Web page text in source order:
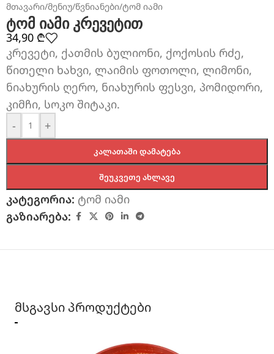
მთავარი/მენიუ/წვნიანები/ტომ იამი
ტომ იამი კრევეტით
34,90 ₾
კრევეტი, ქათმის ბულიონი, ქოქოსის რძე,
წითელი ხახვი, ლაიმის ფოთოლი, ლიმონი,
ნიახურის ღერო, ნიახურის ფესვი, პომიდორი,
კიმჩი, სოკო შიტაკი.
-
+
ᲙᲐᲚᲐᲗᲐᲨᲘ ᲓᲐᲛᲐᲢᲔᲑᲐ
ᲨᲔᲣᲙᲕᲔᲗᲔ ᲐᲮᲚᲐᲕᲔ
კატეგორია: ტომ იამი
გაზიარება:
მსგავსი პროდუქტები